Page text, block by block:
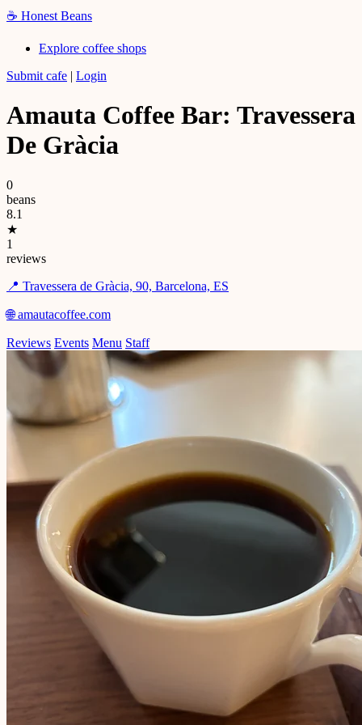
☕ Honest Beans
Explore coffee shops
Submit cafe | Login
Amauta Coffee Bar: Travessera
De Gràcia
0
beans
8.1
★
1
reviews
📍 Travessera de Gràcia, 90, Barcelona, ES
🌐 amautacoffee.com
Reviews Events Menu Staff